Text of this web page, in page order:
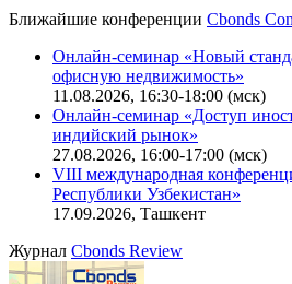
Ближайшие конференции Cbonds
Онлайн-семинар «Новый
офисную недвижимость»
11.08.2026, 16:30-18:00 (мск)
Онлайн-семинар «Доступ
индийский рынок»
27.08.2026, 16:00-17:00 (мск)
VIII международная
Республики Узбекистан»
17.09.2026, Ташкент
Журнал Cbonds Review